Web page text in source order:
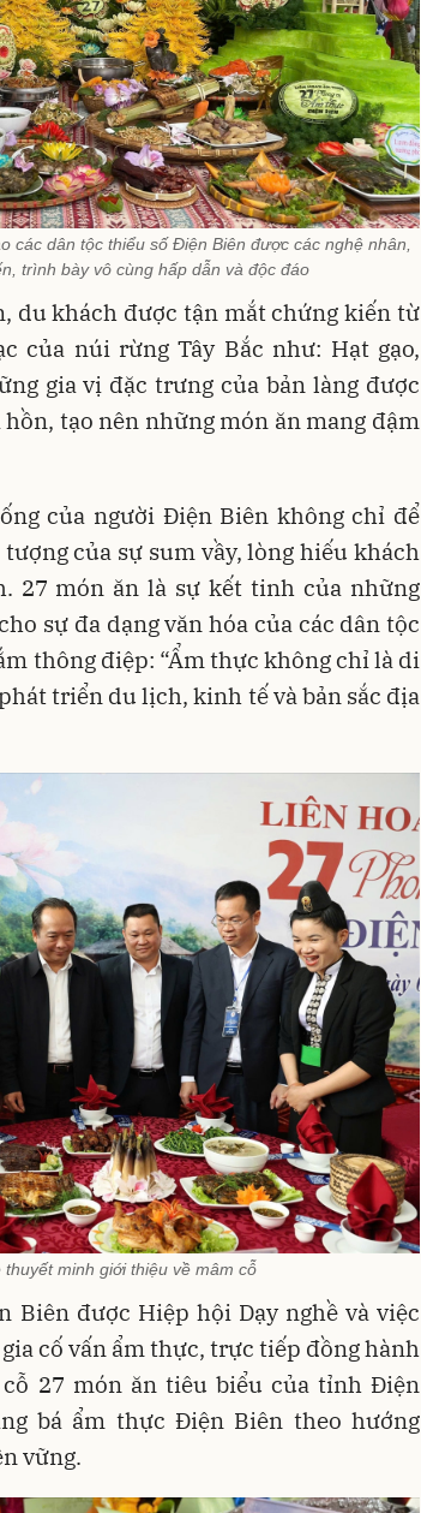
các dân tộc thiểu số Điện Biên được các nghệ nhân,
trình bày vô cùng hấp dẫn và độc đáo
du khách được tận mắt chứng kiến từ
của núi rừng Tây Bắc như: Hạt gạo,
gia vị đặc trưng của bản làng được
tạo nên những món ăn mang đậm
của người Điện Biên không chỉ để
của sự sum vầy, lòng hiếu khách
27 món ăn là sự kết tinh của những
sự đa dạng văn hóa của các dân tộc
thông điệp: “Ẩm thực không chỉ là di
triển du lịch, kinh tế và bản sắc địa
minh giới thiệu về mâm cỗ
được Hiệp hội Dạy nghề và việc
cố vấn ẩm thực, trực tiếp đồng hành
27 món ăn tiêu biểu của tỉnh Điện
bá ẩm thực Điện Biên theo hướng
vững.